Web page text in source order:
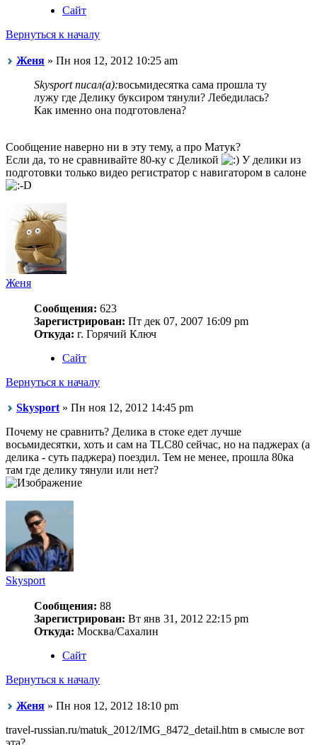
Сайт
Вернуться к началу
Женя » Пн ноя 12, 2012 10:25 am
Skysport писал(а):восьмидесятка сама прошла ту
лужу где Делику буксиром тянули? Лебедилась?
Как именно она подготовлена?
Сообщение наверно ни в эту тему, а про Матук?
Если да, то не сравнивайте 80-ку с Деликой
У делики из
подготовки только видео регистратор с навигатором в салоне
Женя
Сообщения: 623
Зарегистрирован: Пт дек 07, 2007 16:09 pm
Откуда: г. Горячий Ключ
Сайт
Вернуться к началу
Skysport » Пн ноя 12, 2012 14:45 pm
Почему не сравнить? Делика в стоке едет лучше
восьмидесятки, хоть и сам на TLC80 сейчас, но на паджерах (а
делика - суть паджера) поездил. Тем не менее, прошла 80ка
там где делику тянули или нет?
Skysport
Сообщения: 88
Зарегистрирован: Вт янв 31, 2012 22:15 pm
Откуда: Москва/Сахалин
Сайт
Вернуться к началу
Женя » Пн ноя 12, 2012 18:10 pm
travel-russian.ru/matuk_2012/IMG_8472_detail.htm в смысле вот
эта?